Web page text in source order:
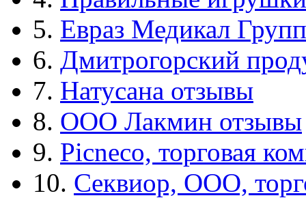
5. Евраз Медикал Групп
6. Дмитрогорский
7. Натусана отзывы
8. ООО Лакмин отзывы
9. Picneco, торговая
10. Секвиор, ООО,